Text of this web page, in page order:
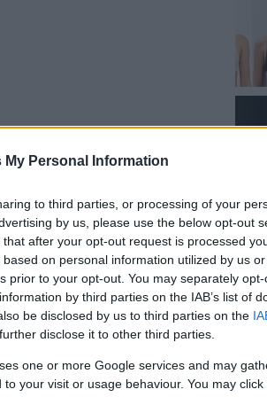
My Personal Information
to third parties, or processing of your
by us, please use the below opt-out
after your opt-out request is processed
on personal information utilized by us
prior to your opt-out. You may separately
by third parties on the IAB’s list of
be disclosed by us to third parties on the
disclose it to other third parties.
one or more Google services and may
your visit or usage behaviour. You may